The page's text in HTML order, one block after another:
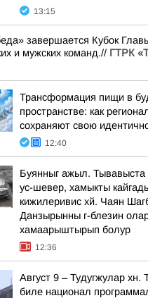
13:15
завершается Кубок
и мужских команд.// ГТРК
Трансформация пищи в
пространстве: как
сохраняют свою
12:40
Буянныг ажыл.
ус-шевер, хамыкты
кижилеривис хй. Чаян
Данзырынны г-блезин
хамаарыштырып болур
12:36
Август 9 – Тудугжулар хн.
биле национал